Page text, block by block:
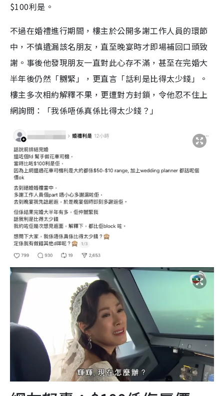
$100利是。
不過在婚禮進行期間，樓主於公開多謝工作人員的環節
中，不慎遺漏該名朋友，直至晚宴時才即場補回口頭致
謝。事後他發現朋友一直對此心存不滿，甚至在完婚大
半年後仍然「嬲緊」，更直言「話利是比得太少錢」。
樓主多次相約解釋不果，更遭對方封鎖，令他忍不住上
網詢問：「我係唔係真係比得太少錢？」